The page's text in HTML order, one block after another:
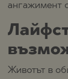
ангажимент
Животът в